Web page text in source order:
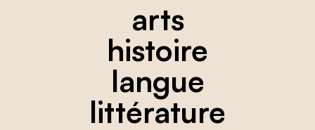
arts
histoire
langue
littérature